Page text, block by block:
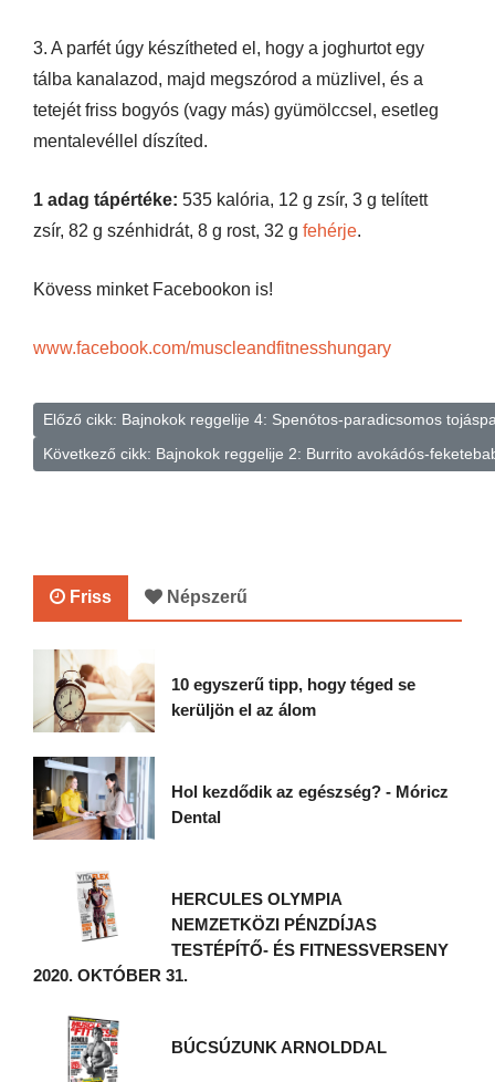
3. A parfét úgy készítheted el, hogy a joghurtot egy
tálba kanalazod, majd megszórod a müzlivel, és a
tetejét friss bogyós (vagy más) gyümölccsel, esetleg
mentalevéllel díszíted.
1 adag tápértéke: 535 kalória, 12 g zsír, 3 g telített
zsír, 82 g szénhidrát, 8 g rost, 32 g fehérje.
Kövess minket Facebookon is!
www.facebook.com/muscleandfitnesshungary
Előző cikk: Bajnokok reggelije 4: Spenótos-paradicsomos
Következő cikk: Bajnokok reggelije 2: Burrito avokádós-
Friss Népszerű
10 egyszerű tipp, hogy téged se
kerüljön el az álom
Hol kezdődik az egészség? - Móricz
Dental
HERCULES OLYMPIA
NEMZETKÖZI PÉNZDÍJAS
TESTÉPÍTŐ- ÉS FITNESSVERSENY
2020. OKTÓBER 31.
BÚCSÚZUNK ARNOLDDAL